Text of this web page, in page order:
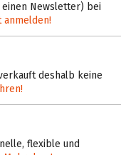
Newsletter) bei
anmelden!
deshalb keine
flexible und